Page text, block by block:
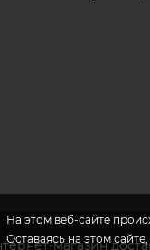
На этом веб-сайте
Оставаясь на этом
магазин